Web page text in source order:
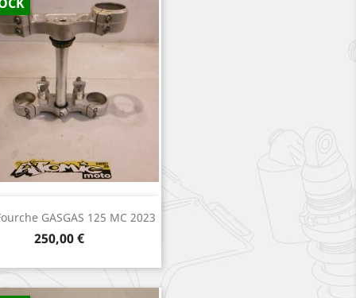
GASGAS 125 MC 2023
Prix
250,00 €
Aperçu rapide